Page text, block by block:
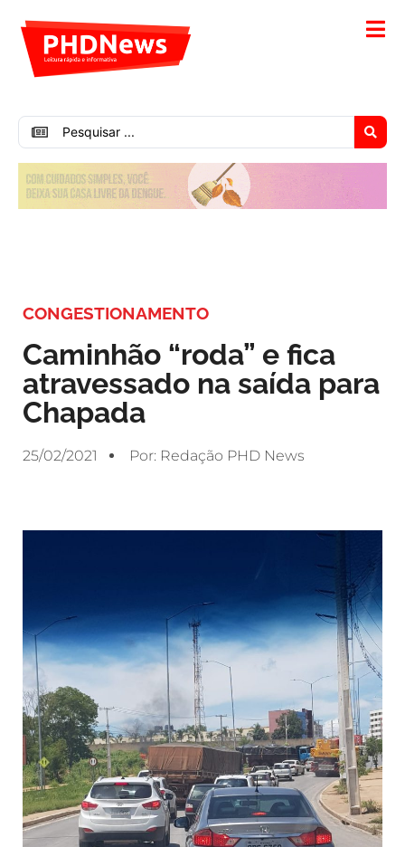
CONGESTIONAMENTO
Caminhão “roda” e fica
atravessado na saída para
Chapada
25/02/2021 Por: Redação PHD News